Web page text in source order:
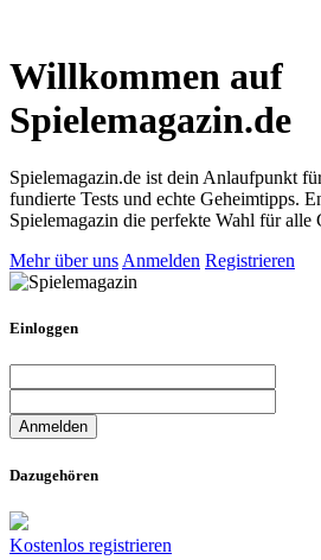
Willkommen auf
Spielemagazin.de
Spielemagazin.de ist dein Anlaufpunkt
fundierte Tests und echte Geheimtipps.
Spielemagazin die perfekte Wahl für alle
Mehr über uns Anmelden Registrieren
Einloggen
Dazugehören
Kostenlos registrieren